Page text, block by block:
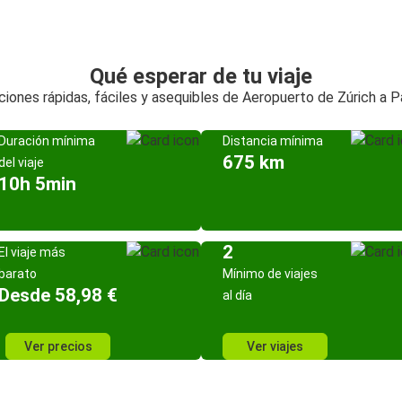
Qué esperar de tu viaje
rápidas, fáciles y asequibles de Aeropuerto de Zúrich a
mínima
viaje
5min
Distancia mínima
675 km
viaje más
58,98 €
Ver precios
2
Mínimo de viajes
al día
Ver viajes